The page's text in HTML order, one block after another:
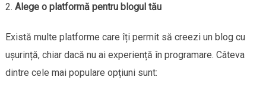
Alege o platformă pentru blogul tău
Există multe platforme care îți permit să creezi un blog cu
ușurință, chiar dacă nu ai experiență în programare. Câteva
dintre cele mai populare opțiuni sunt: